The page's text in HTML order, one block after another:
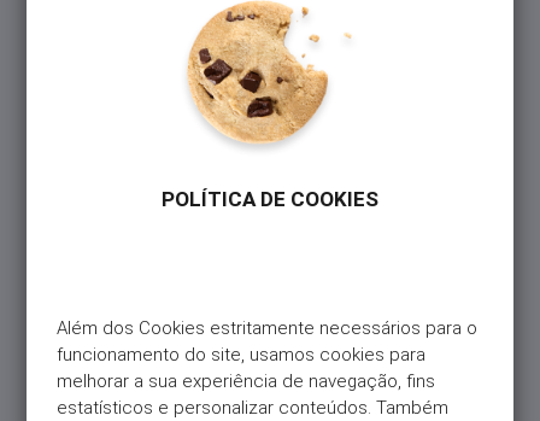
POLÍTICA DE COOKIES
Além dos Cookies estritamente necessários para o
funcionamento do site, usamos cookies para
melhorar a sua experiência de navegação, fins
estatísticos e personalizar conteúdos. Também
modalidade Fim do Mês, até 10€/mês (120€/ano).
– Pagamentos em todo o mundo, em mais de 50
milhões de lojas que aceitam Mastercard (físicas e
– Possibilidade de pagar contas, serviços, impostos,
fazer transferências ou adiantamentos de crédito –
– Sem anuidade: não existe comissão de
campanhas exclusivas em lojas Sonae (Continente,
Worten online e física, Wells, entre outras).
– Acesso direto aos programas de fidelização
Continente e Worten, acumulando descontos e